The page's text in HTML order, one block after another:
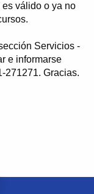
válido o ya no
Servicios -
e informarse
271271. Gracias.